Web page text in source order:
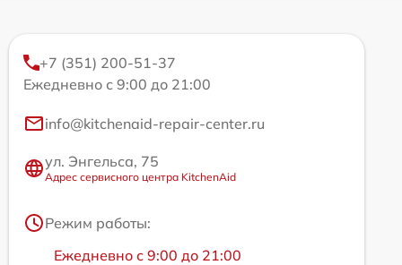
+7 (351) 200-51-37
Ежедневно с 9:00 до 21:00
info@kitchenaid-repair-center.ru
ул. Энгельса, 75
Адрес сервисного центра KitchenAid
Режим работы:
Ежедневно с 9:00 до 21:00